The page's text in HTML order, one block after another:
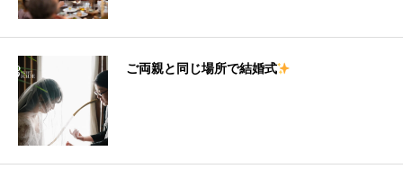
ご両親と同じ場所で結婚式